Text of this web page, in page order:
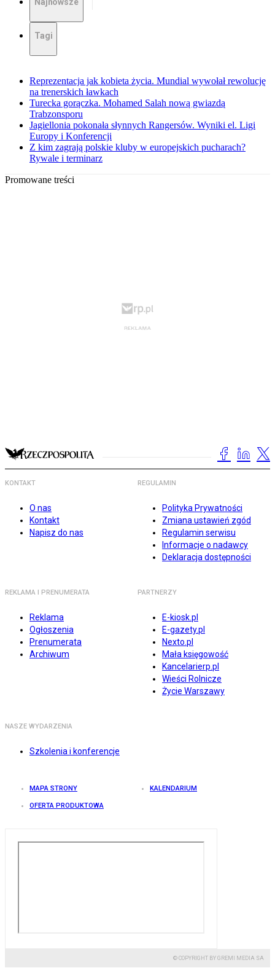
Tagi
Reprezentacja jak kobieta życia. Mundial wywołał rewolucję
na trenerskich ławkach
Turecka gorączka. Mohamed Salah nową gwiazdą
Trabzonsporu
Jagiellonia pokonała słynnych Rangersów. Wyniki el. Ligi
Europy i Konferencji
Z kim zagrają polskie kluby w europejskich pucharach?
Rywale i terminarz
Promowane treści
KONTAKT
O nas
Kontakt
Napisz do nas
REGULAMIN
Polityka Prywatności
Zmiana ustawień zgód
Regulamin serwisu
Informacje o nadawcy
Deklaracja dostępności
REKLAMA I PRENUMERATA
Reklama
Ogłoszenia
Prenumerata
Archiwum
PARTNERZY
E-kiosk.pl
E-gazety.pl
Nexto.pl
Mała księgowość
Kancelarierp.pl
Wieści Rolnicze
Życie Warszawy
NASZE WYDARZENIA
Szkolenia i konferencje
MAPA STRONY KALENDARIUM
OFERTA PRODUKTOWA
© COPYRIGHT BY GREMI MEDIA SA